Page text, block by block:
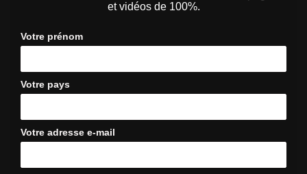
et vidéos de 100%.
Votre prénom
Votre pays
Votre adresse e-mail